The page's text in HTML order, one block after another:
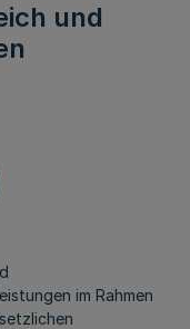
und
im Rahmen